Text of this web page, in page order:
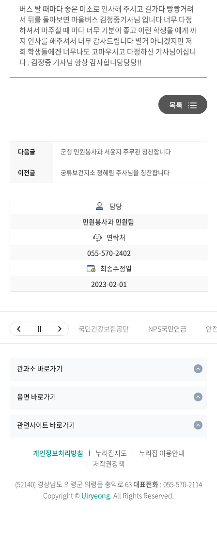
버스 탈 때마다 좋은 미소로 인사해 주시고 길가다 빵빵거려
서 뒤를 돌아보면 마을버스 김정중기사님 입니다 너무 다정
하셔서 마주칠 때 마다 너무 기분이 좋고 이런 학생을 에게 까
지 인사를 해주셔서 너무 감사드립니다 별거 아니겠지만 저
희 학생들에겐 너무나도 고마우시고 다정하신 기사님이십니
다 . 김정중 기사님 항상 감사합니당당당!!
다음글 군청 민원봉사과 서윤지 주무관 칭찬합니다
이전글 궁류보건지소 정혜림 주사님을 칭찬합니다
담당
민원봉사과 민원팀
연락처
055-570-2402
최종수정일
2023-02-01
국민건강보험공단 NPS국민연금 안
관과소 바로가기
읍면 바로가기
관련사이트 바로가기
개인정보처리방침 누리집지도
누리집 이용안내
저작권정책
(52140) 경상남도 의령군 의령읍 충익로 63 대표전화 : 055-570-2114
Copyright © Uiryeong. All Rights Reserved.